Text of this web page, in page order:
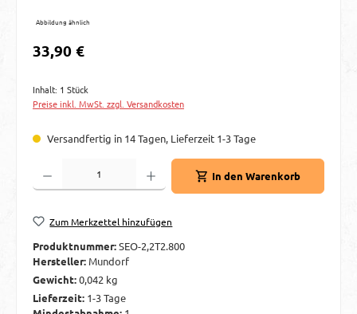
Abbildung ähnlich
Regulärer Preis:
33,90 €
Inhalt: 1 Stück
Preise inkl. MwSt. zzgl. Versandkosten
Versandfertig in 14 Tagen, Lieferzeit 1-3 Tage
Produkt Anzahl: Gib den gewünschten Wert ein oder benutze die Schaltflächen
In den Warenkorb
Zum Merkzettel hinzufügen
Produktnummer:SEO-2,2T2.800
Hersteller: Mundorf
Gewicht:0,042 kg
Lieferzeit: 1-3 Tage